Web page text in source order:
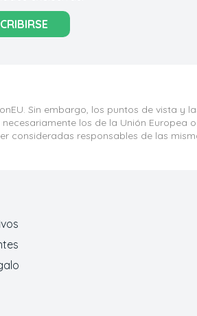
Sin embargo, los puntos de vista y
los de la Unión Europea
consideradas responsables de las